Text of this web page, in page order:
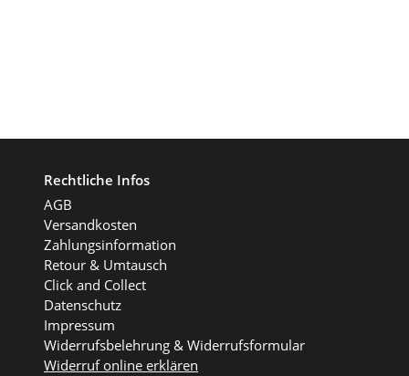
Rechtliche Infos
AGB
Versandkosten
Zahlungsinformation
Retour & Umtausch
Click and Collect
Datenschutz
Impressum
Widerrufsbelehrung & Widerrufsformular
Widerruf online erklären